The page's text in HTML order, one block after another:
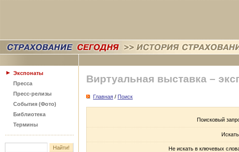
Экспонаты
Пресса
Пресс-релизы
События (Фото)
Библиотека
Термины
Виртуальная выставка –
Главная / Поиск
Поисковый
Не искать в ключевых